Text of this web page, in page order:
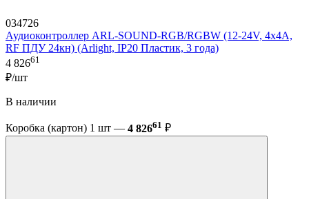
034726
Аудиоконтроллер ARL-SOUND-RGB/RGBW (12-24V, 4x4A,
RF ПДУ 24кн) (Arlight, IP20 Пластик, 3 года)
4 82661
₽/шт
В наличии
Коробка (картон) 1 шт — 4 82661 ₽